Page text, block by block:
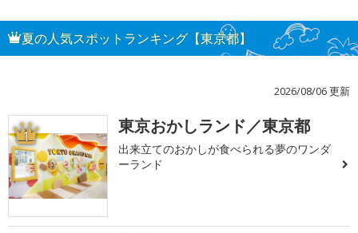
夏の人気スポットランキング【東京都】
2026/08/06 更新
1 東京おかしランド／東京都
出来立てのおかしが食べられる夢のワンダ
ーランド